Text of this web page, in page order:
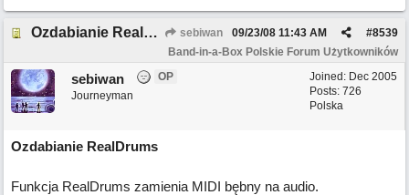
Ozdabianie RealDrums sebiwan #8539
09/23/08 11:43 AM
Band-in-a-Box Polskie Forum Użytkowników
Joined: Dec 2005
Posts: 726
Polska
sebiwan
OP
Journeyman
Ozdabianie RealDrums
Funkcja RealDrums zamienia MIDI bębny na audio.